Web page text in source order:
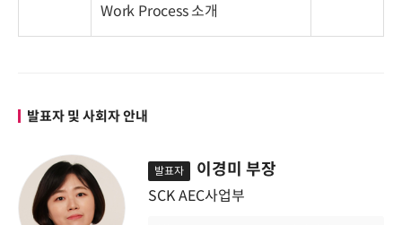
Work Process 소개
발표자 및 사회자 안내
발표자 이경미 부장
SCK AEC사업부